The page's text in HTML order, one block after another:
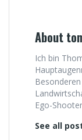
About
Ich bin
Ego-
See all